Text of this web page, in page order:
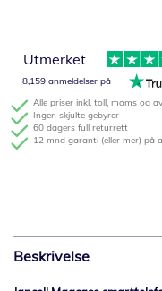
Alle priser inkl. toll, moms og
Ingen skjulte gebyrer
60 dagers full returrett
12 mnd garanti (eller mer) på
Utmerket
8,159 anmeldelser på
Beskrivelse